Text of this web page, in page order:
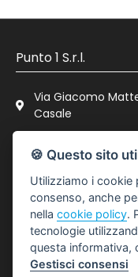
Punto 1 S.r.l.
Via Giacomo
Casale
spc@punto-
P.IVA : 03023111200
LINK UTILI
🍪 Questo sito
Utilizziamo i cookie
consenso, anche
nellacookie policy.
tecnologie
questa informativa,
Gestisci consensi